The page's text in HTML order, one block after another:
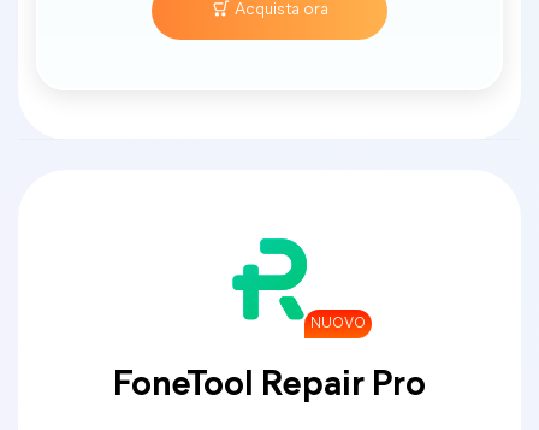
Acquista ora
NUOVO
FoneTool Repair Pro